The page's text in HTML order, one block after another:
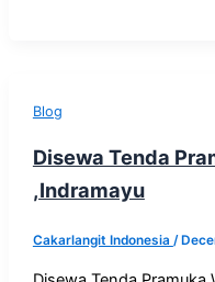
Blog
Disewa Tenda
,Indramayu
Cakarlangit Indonesia /